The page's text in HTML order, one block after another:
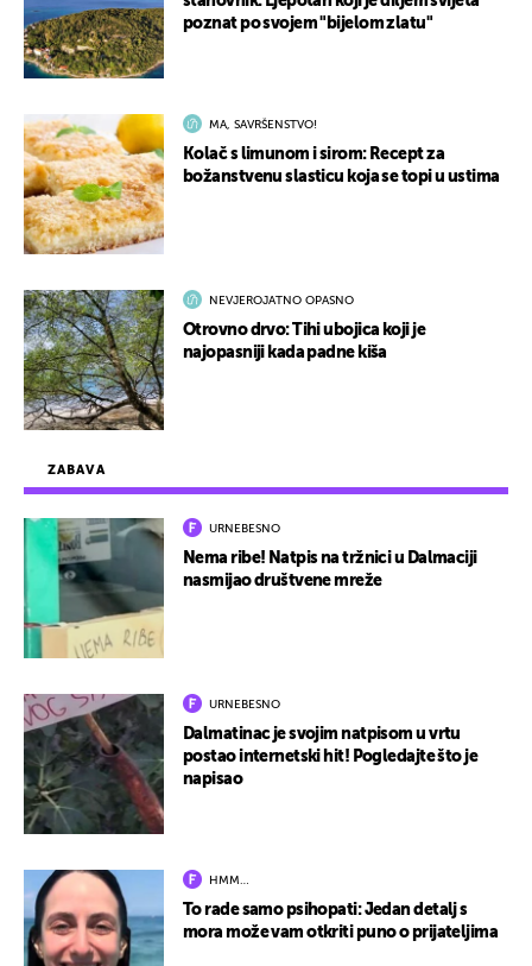
ZABAVA
URNEBESNO
Nema ribe! Natpis na tržnici u Dalmaciji
nasmijao društvene mreže
URNEBESNO
Dalmatinac je svojim natpisom u vrtu
postao internetski hit! Pogledajte što je
napisao
HMM…
To rade samo psihopati: Jedan detalj s
mora može vam otkriti puno o prijateljima
poznat po svojem "bijelom zlatu"
MA, SAVRŠENSTVO!
Kolač s limunom i sirom: Recept za
božanstvenu slasticu koja se topi u ustima
NEVJEROJATNO OPASNO
Otrovno drvo: Tihi ubojica koji je
najopasniji kada padne kiša